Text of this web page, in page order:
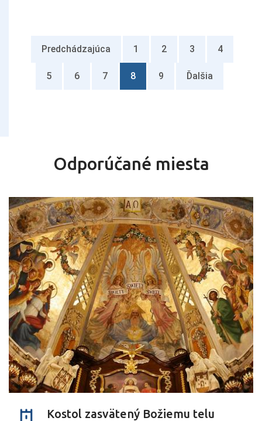
Predchádzajúca 1 2 3 4
5 6 7 8 9 Ďalšia
Odporúčané miesta
Kostol zasvätený Božiemu telu